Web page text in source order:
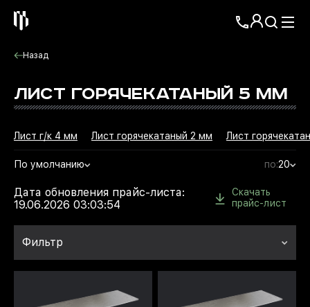
Назад
ЛИСТ ГОРЯЧЕКАТАНЫЙ 5 ММ
Лист г/к 4 мм Лист горячекатаный 2 мм Лист
По умолчанию по:20
Дата обновления прайс-листа:
19.06.2026 03:03:54
Скачать
прайс-лист
Фильтр